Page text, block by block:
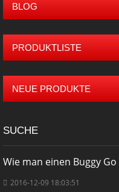
BLOG
PRODUKTLISTE
NEUE PRODUKTE
SUCHE
Wie man einen Buggy
2016-12-09 18:03:51